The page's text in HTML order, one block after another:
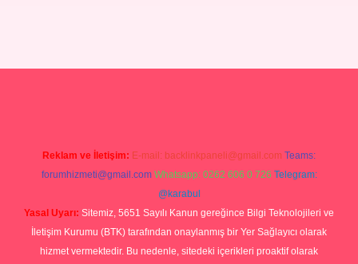
Reklam ve İletişim: E-mail: backlinkpaneli@gmail.com Teams:
forumhizmeti@gmail.com Whatsapp: 0262 606 0 726 Telegram:
@karabul
Yasal Uyarı: Sitemiz, 5651 Sayılı Kanun gereğince Bilgi Teknolojileri ve
İletişim Kurumu (BTK) tarafından onaylanmış bir Yer Sağlayıcı olarak
hizmet vermektedir. Bu nedenle, sitedeki içerikleri proaktif olarak